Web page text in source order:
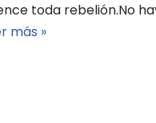
toda rebelión.No
más »